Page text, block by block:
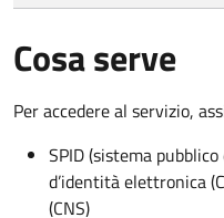
Cosa serve
Per accedere al servizio,
SPID (sistema
d’identità elettronica
(CNS)